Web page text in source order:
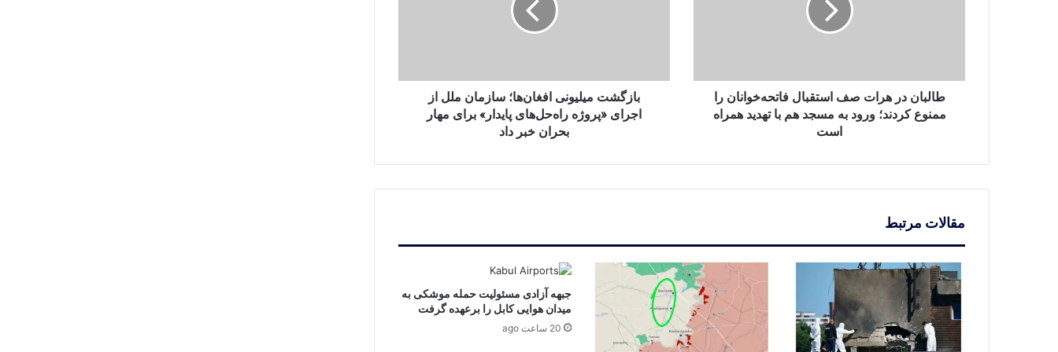
کردند؛
طالبان در هرات صف استقبال فاتحه‌خوانان را
ممنوع کردند؛ ورود به مسجد هم با تهدید همراه
است
راه‌حل‌های
بازگشت میلیونی افغان‌ها؛ سازمان ملل از
اجرای «پروژه راه‌حل‌های پایدار» برای مهار
بحران خبر داد
مقالات مرتبط
جبهه آزادی مسئولیت حمله موشکی به
میدان هوایی کابل را برعهده گرفت
20 ساعت ago